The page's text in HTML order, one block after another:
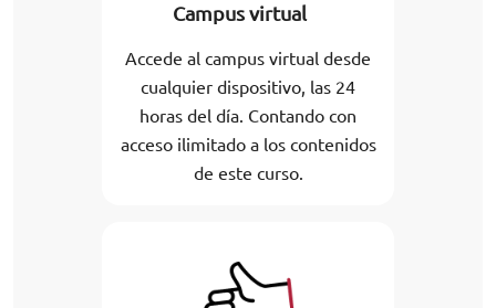
Campus virtual
Accede al campus virtual desde
cualquier dispositivo, las 24
horas del día. Contando con
acceso ilimitado a los contenidos
de este curso.